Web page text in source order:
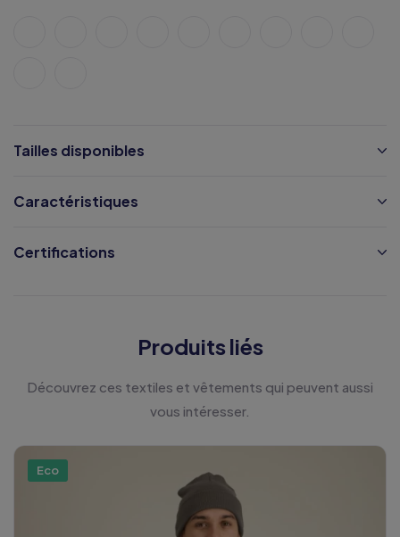
Tailles disponibles
Caractéristiques
Certifications
Produits liés
Découvrez ces textiles et vêtements qui peuvent aussi
vous intéresser.
Eco